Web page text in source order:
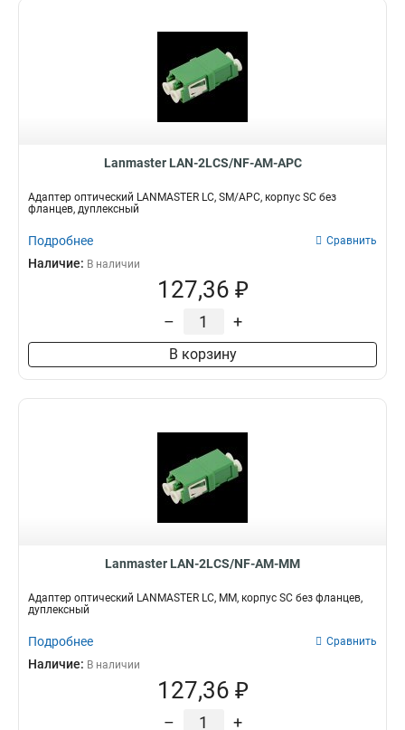
Lanmaster LAN-2LCS/NF-AM-APC
Адаптер оптический LANMASTER LC, SM/APC, корпус SC без
фланцев, дуплексный
Подробнее Сравнить
Наличие: В наличии
127,36 ₽
– +
В корзину
Lanmaster LAN-2LCS/NF-AM-MM
Адаптер оптический LANMASTER LC, MM, корпус SC без фланцев,
дуплексный
Подробнее Сравнить
Наличие: В наличии
127,36 ₽
– +